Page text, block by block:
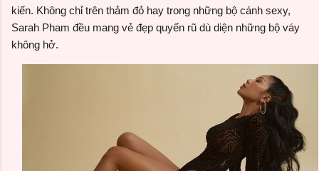
kiến. Không chỉ trên thảm đỏ hay trong những bộ cánh sexy,
Sarah Pham đều mang vẻ đẹp quyến rũ dù diện những bộ váy
không hở.